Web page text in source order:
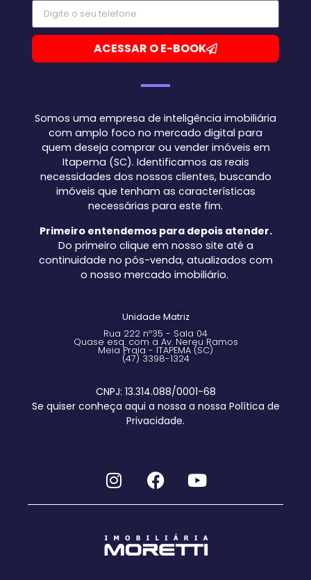
ACESSAR O E-BOOK
Somos uma empresa de inteligência imobiliária
com amplo foco no mercado digital para
quem deseja comprar ou vender imóveis em
Itapema (SC). Identificamos as reais
necessidades dos nossos clientes, buscando
imóveis que tenham as características
necessárias para este fim.
Primeiro entendemos para depois atender.
Do primeiro clique em nosso site até a
continuidade no pós-venda, atualizados com
o nosso mercado imobiliário.
Unidade Matriz
Rua 222 nº35 - Sala 04
Quase esq. com a Av. Nereu Ramos
Meia Praia - ITAPEMA (SC)
(47) 3398-1324
CNPJ: 13.314.088/0001-68
Se quiser conheça aqui a nossa a nossa Política de
Privacidade.